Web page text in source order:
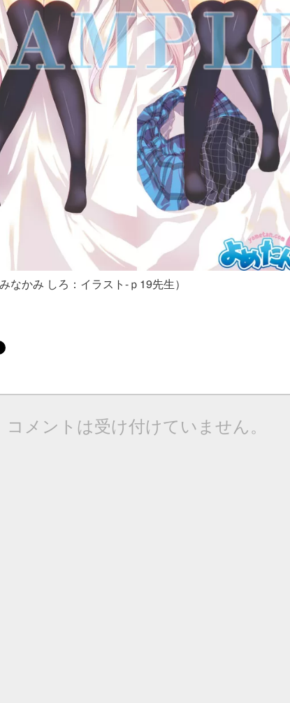
なかみ しろ：イラスト-ｐ19先生）
コメントは受け付けていません。